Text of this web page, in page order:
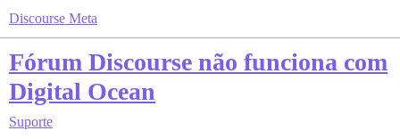
Discourse Meta
Fórum Discourse não funciona com
Digital Ocean
Suporte